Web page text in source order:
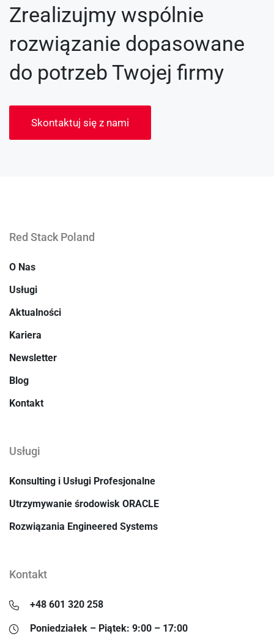
Zrealizujmy wspólnie
rozwiązanie dopasowane
do potrzeb Twojej firmy
Skontaktuj się z nami
Red Stack Poland
O Nas
Usługi
Aktualności
Kariera
Newsletter
Blog
Kontakt
Usługi
Konsulting i Usługi Profesjonalne
Utrzymywanie środowisk ORACLE
Rozwiązania Engineered Systems
Kontakt
+48 601 320 258
Poniedziałek – Piątek: 9:00 – 17:00